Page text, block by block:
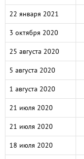
22 января 2021
3 октября 2020
25 августа 2020
5 августа 2020
1 августа 2020
21 июля 2020
21 июля 2020
18 июля 2020